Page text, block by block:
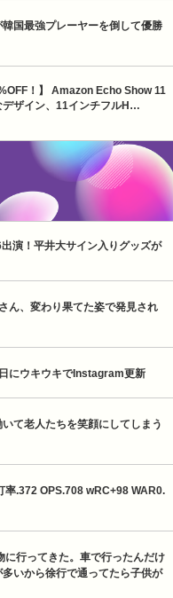
国最強プレーヤーを倒して優勝
！】 Amazon Echo Show 11
デザイン、11インチフルH…
演！平井大サイン入りグッズが
ん、変わり果てた姿で発見され
にウキウキでInstagram更新
て老人たちを笑顔にしてしまう
率.372 OPS.708 wRC+98 WAR0.
に行ってきた。車で行ったんだけ
いから徐行で通ってたら子供が